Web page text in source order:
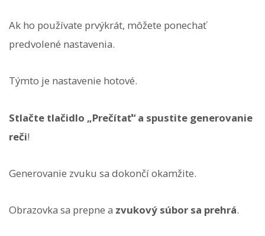
Ak ho používate prvýkrát, môžete ponechať
predvolené nastavenia.
Týmto je nastavenie hotové.
Stlačte tlačidlo „Prečítať“ a spustite generovanie
reči!
Generovanie zvuku sa dokončí okamžite.
Obrazovka sa prepne a zvukový súbor sa prehrá.